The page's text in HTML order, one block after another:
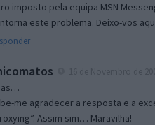
imposto pela equipa MSN
este problema. Deixo-vos
me agradecer a resposta e a
Assim sim… Maravilha!